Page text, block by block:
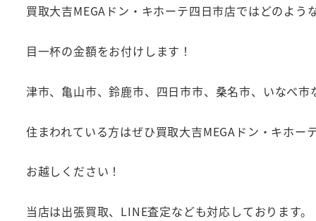
買取大吉MEGAドン・キホーテ四日市店ではどのよう
目一杯の金額をお付けします！
津市、亀山市、鈴鹿市、四日市市、桑名市、いなべ市
住まわれている方はぜひ買取大吉MEGAドン・キホー
お越しください！
当店は出張買取、LINE査定なども対応しております。